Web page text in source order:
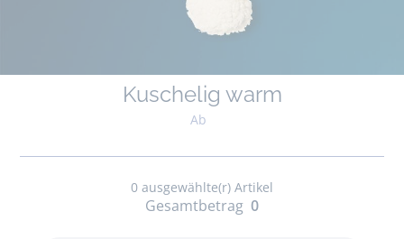
Kuschelig warm
Ab
0 ausgewählte(r) Artikel
Gesamtbetrag 0